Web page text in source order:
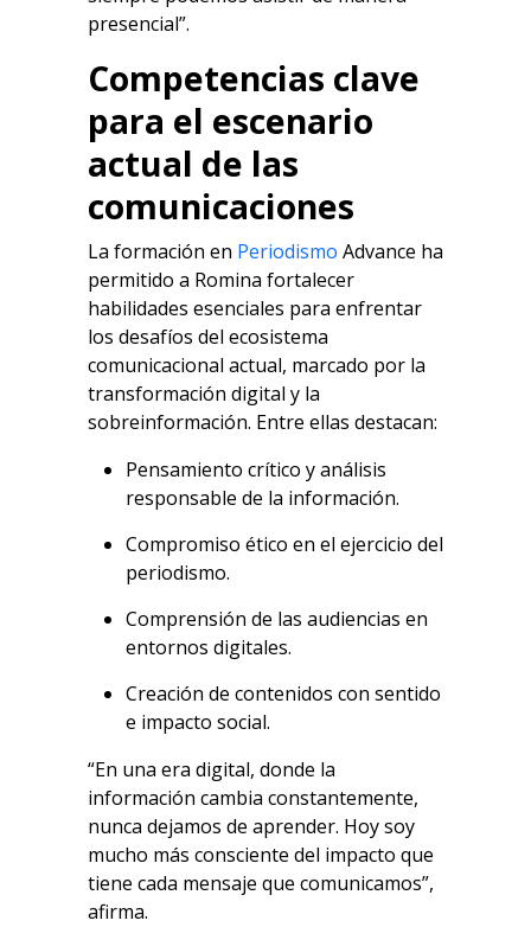
presencial”.
Competencias clave
para el escenario
actual de las
comunicaciones
La formación en Periodismo Advance ha
permitido a Romina fortalecer
habilidades esenciales para enfrentar
los desafíos del ecosistema
comunicacional actual, marcado por la
transformación digital y la
sobreinformación. Entre ellas destacan:
Pensamiento crítico y análisis
responsable de la información.
Compromiso ético en el ejercicio del
periodismo.
Comprensión de las audiencias en
entornos digitales.
Creación de contenidos con sentido
e impacto social.
“En una era digital, donde la
información cambia constantemente,
nunca dejamos de aprender. Hoy soy
mucho más consciente del impacto que
tiene cada mensaje que comunicamos”,
afirma.